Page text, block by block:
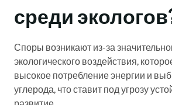
среди
Споры возникают из-за
экологического воздействия,
высокое потребление энергии и
углерода, что ставит под угрозу